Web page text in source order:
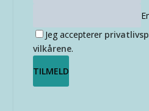
Jeg accepterer
vilkårene.